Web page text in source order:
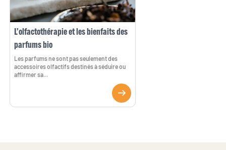
L’olfactothérapie et les bienfaits des
parfums bio
Les parfums ne sont pas seulement des
accessoires olfactifs destinés à séduire ou
affirmer sa...